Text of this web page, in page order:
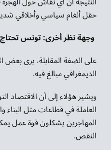
حقل ألغام سياسي وأخلاقي
وجهة نظر أخرى: تونس تحتاج
على الضفة المقابلة، يرى بعض
الديمغرافي مبالغ فيه.
ويشير هؤلاء إلى أن الاقتصاد
العاملة في قطاعات مثل البناء
المهاجرين يشكلون قوة عمل
النقص.